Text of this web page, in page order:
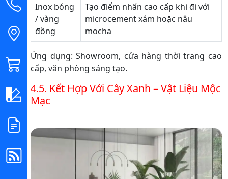
Inox bóng
/ vàng
đồng
Tạo điểm nhấn cao cấp khi đi với
microcement xám hoặc nâu
mocha
Ứng dụng: Showroom, cửa hàng thời trang cao
cấp, văn phòng sáng tạo.
4.5. Kết Hợp Với Cây Xanh – Vật Liệu Mộc
Mạc